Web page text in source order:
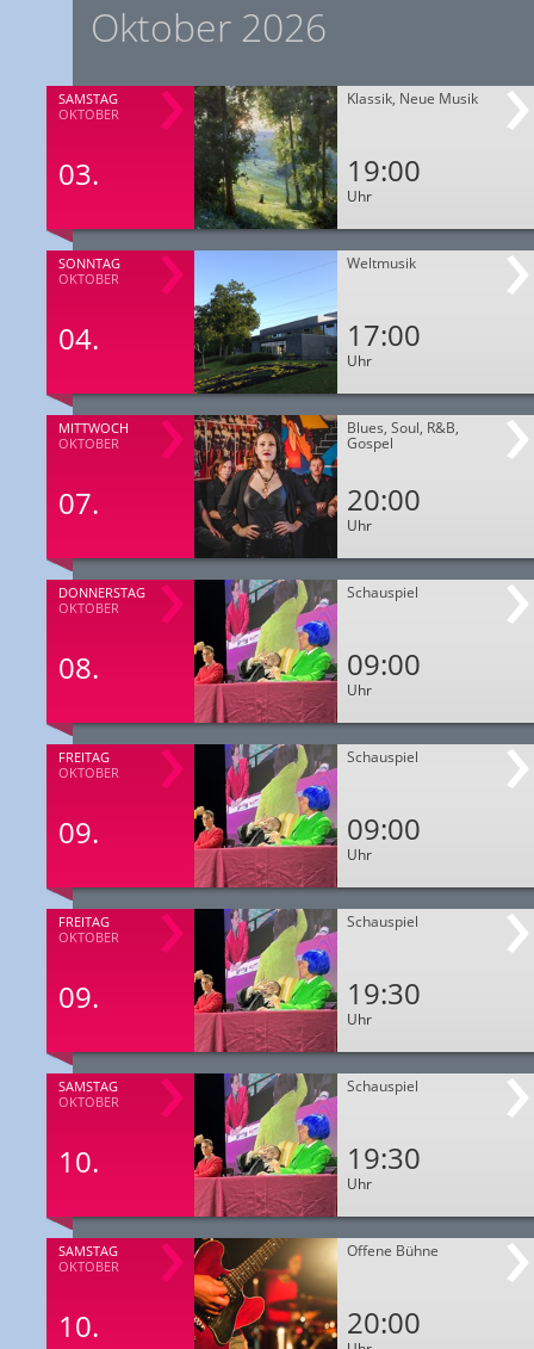
Oktober 2026
SAMSTAG
OKTOBER
03.
Klassik, Neue Musik
19:00
Uhr
SONNTAG
OKTOBER
04.
Weltmusik
17:00
Uhr
MITTWOCH
OKTOBER
07.
Blues, Soul, R&B,
Gospel
20:00
Uhr
DONNERSTAG
OKTOBER
08.
Schauspiel
09:00
Uhr
FREITAG
OKTOBER
09.
Schauspiel
09:00
Uhr
FREITAG
OKTOBER
09.
Schauspiel
19:30
Uhr
SAMSTAG
OKTOBER
10.
Schauspiel
19:30
Uhr
SAMSTAG
OKTOBER
10.
Offene Bühne
20:00